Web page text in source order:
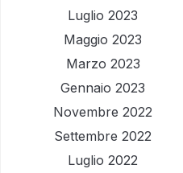
Luglio 2023
Maggio 2023
Marzo 2023
Gennaio 2023
Novembre 2022
Settembre 2022
Luglio 2022